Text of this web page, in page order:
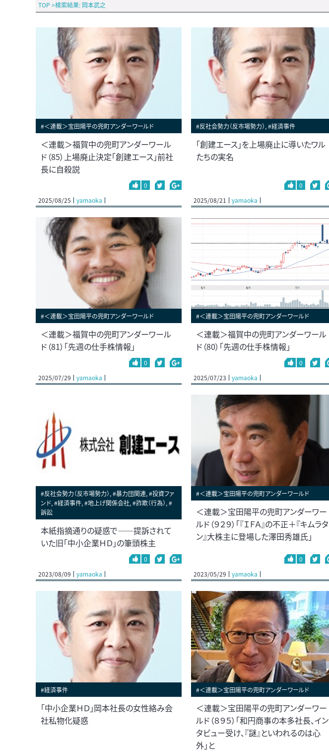
TOP >検索結果: 岡本武之
#＜連載＞宝田陽平の兜町アンダーワールド
＜連載＞福賀中の兜町アンダーワール
ド（85）上場廃止決定「創建エース」前社
長に自殺説
0
2025/08/25
yamaoka
#反社会勢力（反市場勢力）, #経済事件
「創建エース」を上場廃止に導いたワル
たちの実名
0
2025/08/21
yamaoka
#＜連載＞宝田陽平の兜町アンダーワールド
＜連載＞福賀中の兜町アンダーワール
ド（81）「先週の仕手株情報」
0
2025/07/29
yamaoka
#＜連載＞宝田陽平の兜町アンダーワールド
＜連載＞福賀中の兜町アンダーワール
ド（80）「先週の仕手株情報」
0
2025/07/23
yamaoka
#反社会勢力（反市場勢力）, #暴力団関連, #投資ファ
ンド, #経済事件, #地上げ関係会社, #詐欺（行為）, #
訴訟
本紙指摘通りの疑惑で――提訴されて
いた旧「中小企業ＨＤ」の筆頭株主
0
2023/08/09
yamaoka
#＜連載＞宝田陽平の兜町アンダーワールド
＜連載＞宝田陽平の兜町アンダーワー
ルド（９２９）「『ＩＦＡ』の不正＋『キムラタ
ン』大株主に登場した澤田秀雄氏」
0
2023/05/29
yamaoka
#経済事件
「中小企業ＨＤ」岡本社長の女性絡み会
社私物化疑惑
#＜連載＞宝田陽平の兜町アンダーワールド
＜連載＞宝田陽平の兜町アンダーワー
ルド（８９５）「和円商事の本多社長、イン
タビュー受け、『謎』といわれるのは心
外」と